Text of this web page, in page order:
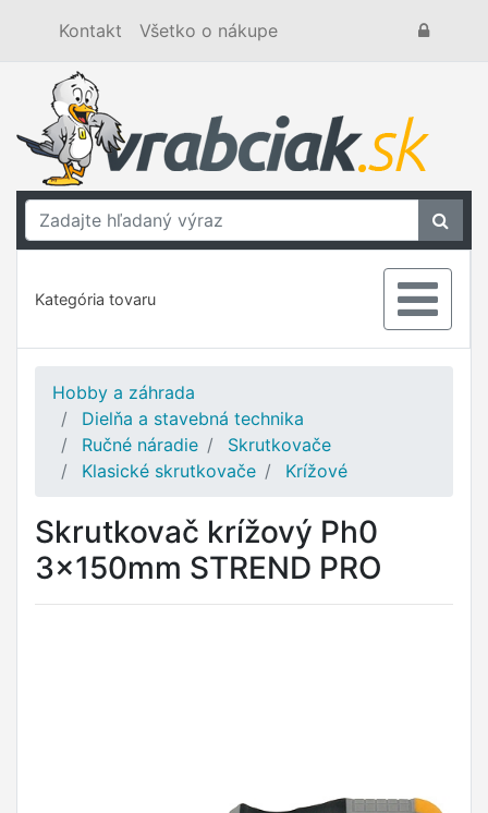
Kontakt Všetko o nákupe
Kategória tovaru
Hobby a záhrada
Dielňa a stavebná technika
Ručné náradie
Skrutkovače
Klasické skrutkovače
Krížové
Skrutkovač krížový Ph0
3x150mm STREND PRO